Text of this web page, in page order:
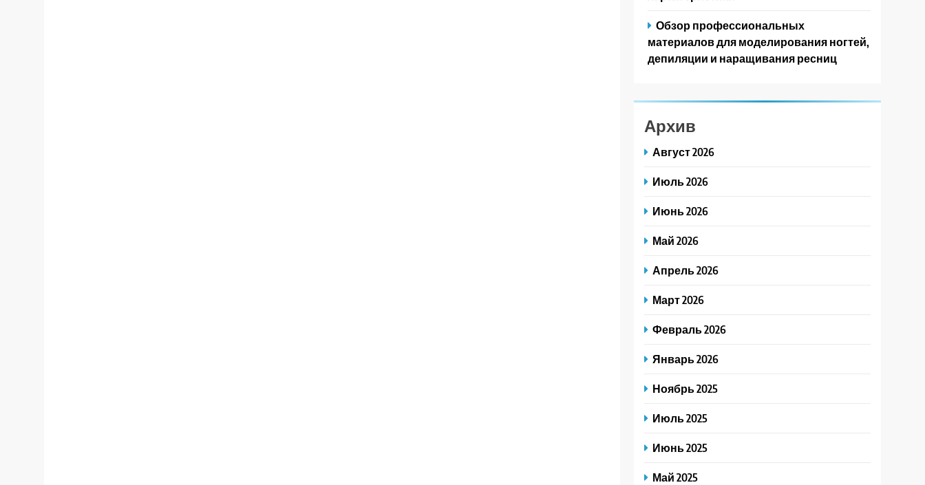
Обзор профессиональных
материалов для моделирования ногтей,
депиляции и наращивания ресниц
Архив
Август 2026
Июль 2026
Июнь 2026
Май 2026
Апрель 2026
Март 2026
Февраль 2026
Январь 2026
Ноябрь 2025
Июль 2025
Июнь 2025
Май 2025